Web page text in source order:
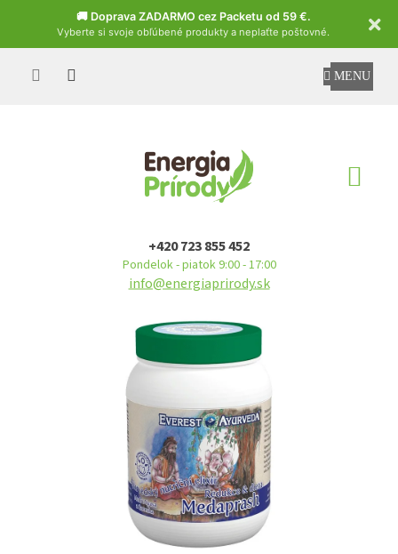
🚚 Doprava ZADARMO cez Packetu od 59 €.
Vyberte si svoje obľúbené produkty a neplaťte poštovné.
Czech
+420 723 855 452
Pondelok - piatok 9:00 - 17:00
info@energiaprirody.sk